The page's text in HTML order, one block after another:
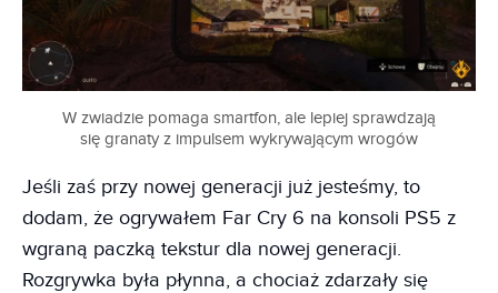
W zwiadzie pomaga smartfon, ale lepiej sprawdzają
się granaty z impulsem wykrywającym wrogów
Jeśli zaś przy nowej generacji już jesteśmy, to
dodam, że ogrywałem Far Cry 6 na konsoli PS5 z
wgraną paczką tekstur dla nowej generacji.
Rozgrywka była płynna, a chociaż zdarzały się